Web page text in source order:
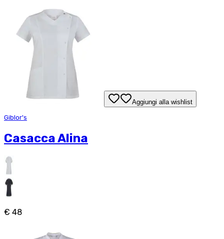
Aggiungi alla wishlist
Giblor's
Casacca Alina
€ 48